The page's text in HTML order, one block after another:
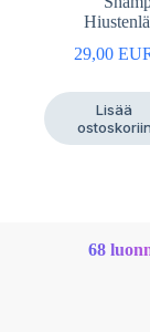
29,00
Lisää
ostoskoriin
68